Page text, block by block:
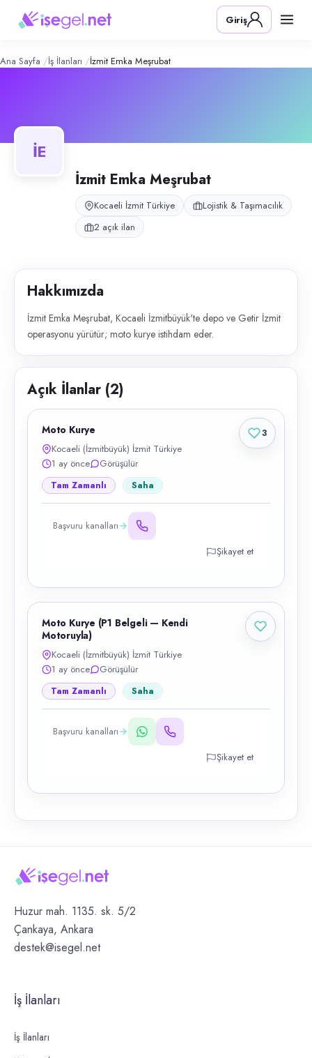
Emka Meşrubat – Şirket Profili
Konum:
İzmit Emka Meşrubat, Kocaeli İzmitbüyük'te depo ve Getir İzmit
Moto Kurye (P1 Belgeli — Kendi Motoruyla)
Giriş
Ana Sayfa İş İlanları İzmit Emka Meşrubat
İE
İzmit Emka Meşrubat
Kocaeli İzmit Türkiye
Lojistik & Taşımacılık
2 açık ilan
Hakkımızda
İzmit Emka Meşrubat, Kocaeli İzmitbüyük'te depo ve Getir İzmit
operasyonu yürütür; moto kurye istihdam eder.
Açık İlanlar (2)
Moto Kurye
Kocaeli (İzmitbüyük) İzmit Türkiye
1 ay önce
Görüşülür
Tam Zamanlı Saha
Başvuru kanalları
Şikayet et
3
Moto Kurye (P1 Belgeli — Kendi
Motoruyla)
Kocaeli (İzmitbüyük) İzmit Türkiye
1 ay önce
Görüşülür
Tam Zamanlı Saha
Başvuru kanalları
Şikayet et
Huzur mah. 1135. sk. 5/2
Çankaya, Ankara
destek@isegel.net
İş İlanları
İş İlanları